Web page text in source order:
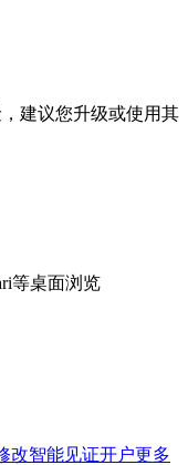
建议您升级或使用其
等桌面浏览
改智能见证开户更多